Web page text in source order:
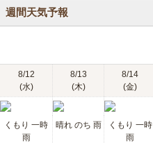
週間天気予報
8/12
(水)
8/13
(木)
8/14
(金)
くもり 一時
雨
晴れ のち 雨
くもり 一時
雨